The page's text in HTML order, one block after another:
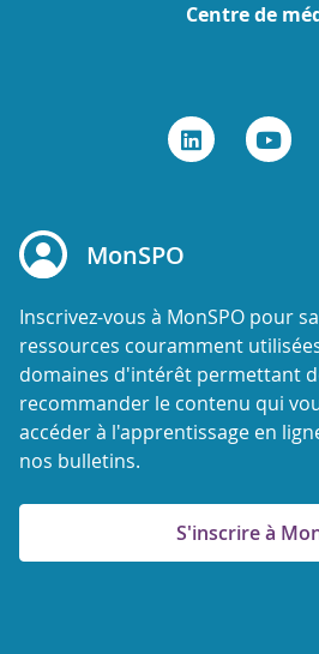
Centre de
MonSPO
Inscrivez-vous à MonSPO pour
ressources couramment
domaines d'intérêt permettant
recommander le contenu qui
accéder à l'apprentissage en
nos bulletins.
S'inscrire à